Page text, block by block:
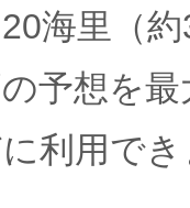
海里（
予想を
利用で